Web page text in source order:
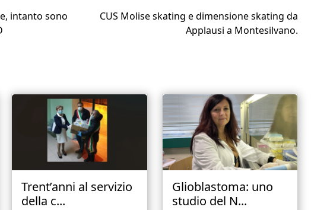
intanto sono
CUS Molise skating e dimensione skating da
Applausi a Montesilvano.
Trent’anni al servizio
della c...
Glioblastoma: uno
studio del N...